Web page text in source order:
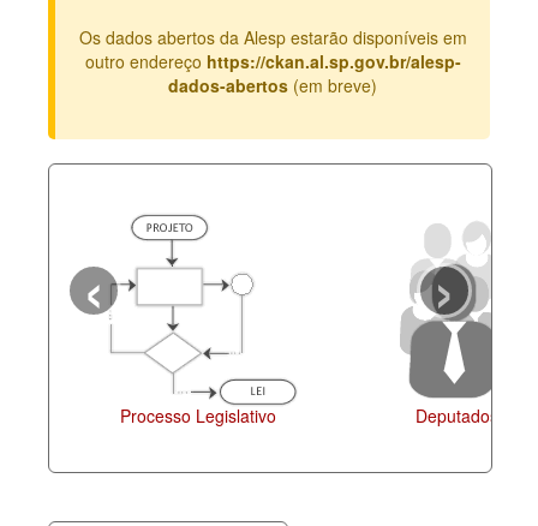
Legislação
Perguntas frequentes
Os dados abertos da Alesp estarão disponíveis em
outro endereço https://ckan.al.sp.gov.br/alesp-
dados-abertos (em breve)
Processo Legislativo Deputados
‹ ›